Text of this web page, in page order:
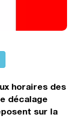
horaires des
décalage
sur la